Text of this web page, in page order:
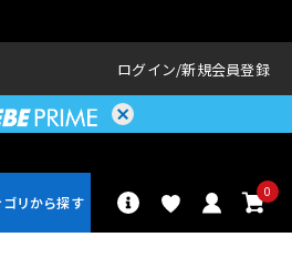
ログイン 新規会員登録
0